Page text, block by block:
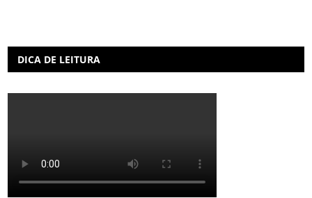
DICA DE LEITURA